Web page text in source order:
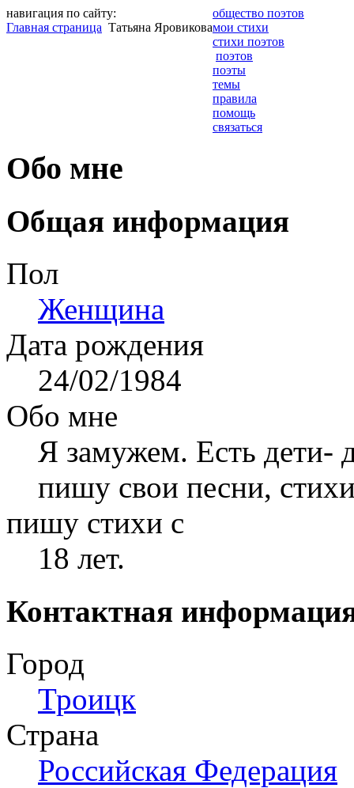
навигация по сайту:
Главная страница Татьяна Яровикова
общество поэтов
мои стихи
стихи поэтов
поэтов
поэты
темы
правила
помощь
связаться
Обо мне
Общая информация
Пол
Женщина
Дата рождения
24/02/1984
Обо мне
Я замужем. Есть дети-
пишу свои песни,
пишу стихи с
18 лет.
Контактная
Город
Троицк
Страна
Российская Федерация